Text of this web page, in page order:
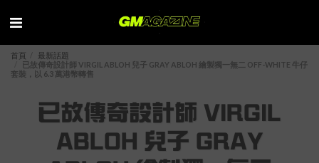
首頁
最新話題
已故傳奇設計師 VIRGIL ABLOH 兒子 GRAY ABLOH 繪製獨一無二 OFF-WHITE 牛仔
套裝，以 6.3 萬港幣轉售
已故傳奇設計師 VIRGIL
ABLOH 兒子 GRAY